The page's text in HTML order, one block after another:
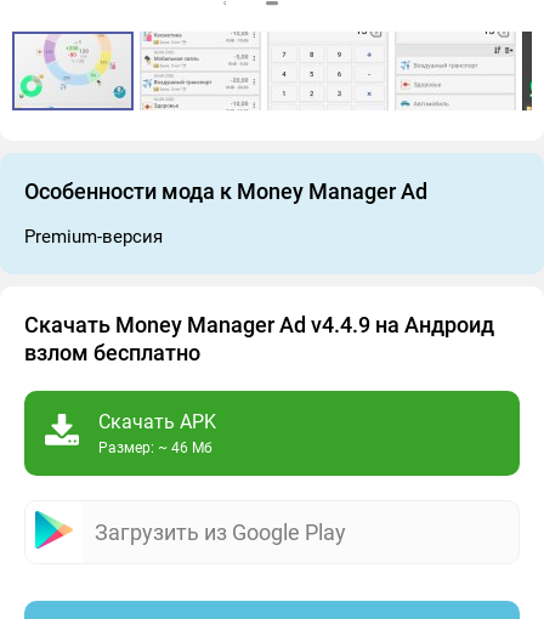
Особенности мода к Money Manager Ad
Premium-версия
Скачать Money Manager Ad v4.4.9 на Андроид
взлом бесплатно
Скачать APK
Размер: ~ 46 Мб
Загрузить из Google Play